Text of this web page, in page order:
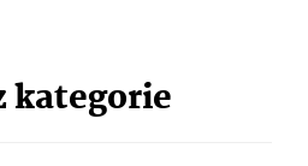
kategorie